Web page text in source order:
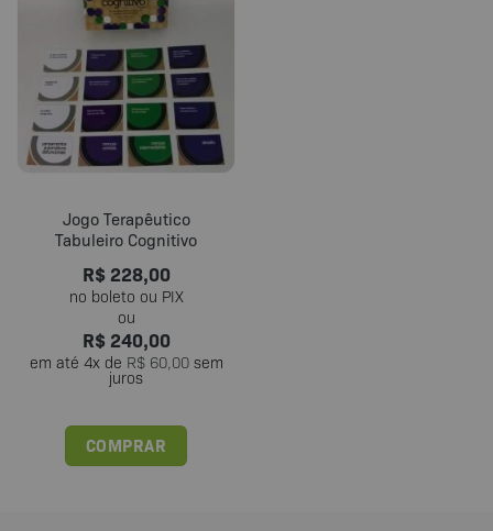
Jogo Terapêutico
Tabuleiro Cognitivo
R$228,00
R$240,00
em até 4x de R$60,00sem
juros
COMPRAR